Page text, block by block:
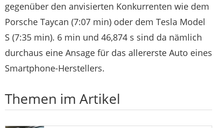
gegenüber den anvisierten Konkurrenten wie dem
Porsche Taycan (7:07 min) oder dem Tesla Model
S (7:35 min). 6 min und 46,874 s sind da nämlich
durchaus eine Ansage für das allererste Auto eines
Smartphone-Herstellers.
Themen im Artikel